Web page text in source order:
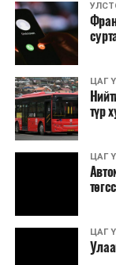
Санхүүгийн
эрүүл
хамрагдахгүй
эрт илрүүлэг,
өвчний
үргэлжилнэ гэж
Мөн бүх шатны
салбар бүрдээ
нөхөн томилгоо
хамт олны
байгуулахгүй
ЦАГ
түр
ЦАГ
ЦАГ